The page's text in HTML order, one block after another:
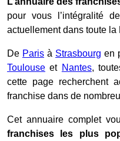
pour vous l’intégralité
actuellement dans toute la
De Paris à Strasbourg en
Toulouse et Nantes,
cette page recherchent
franchise dans de
Cet annuaire complet
franchises les plus